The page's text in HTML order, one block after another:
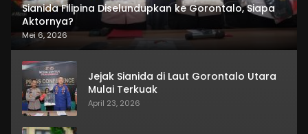
Sianida Filipina Diselundupkan ke Gorontalo, Siapa
Aktornya?
Mei 6, 2026
Jejak Sianida di Laut Gorontalo Utara
Mulai Terkuak
April 23, 2026